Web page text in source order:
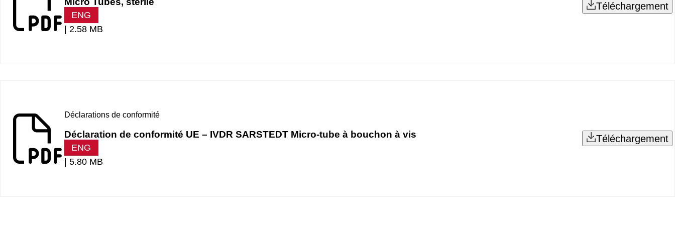
ENG
2.58 MB
Téléchargement
Déclarations de conformité
Déclaration de conformité UE – IVDR SARSTEDT Micro-tube à bouchon à vis
ENG
5.80 MB
Téléchargement